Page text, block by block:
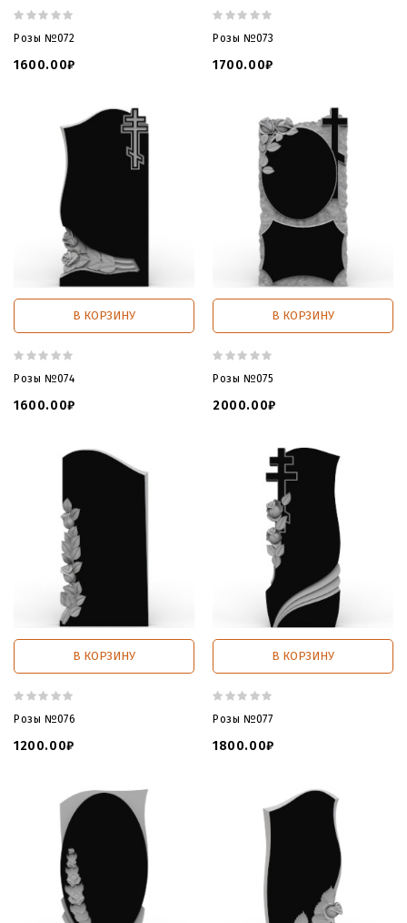
Розы №072
1600.00₽
Розы №073
1700.00₽
В КОРЗИНУ
Розы №074
1600.00₽
В КОРЗИНУ
Розы №075
2000.00₽
В КОРЗИНУ
Розы №076
1200.00₽
В КОРЗИНУ
Розы №077
1800.00₽